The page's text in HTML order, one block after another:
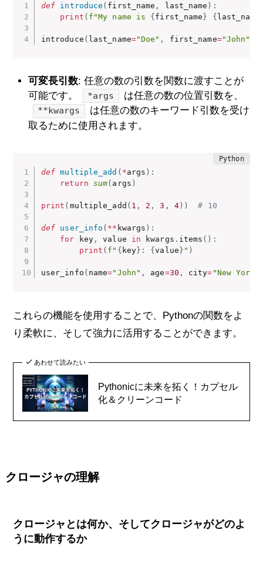
def introduce ( first_name , last_name ) :
print ( f"My name is { first_name } { last_name
introduce ( last_name="Doe" , first_name="John"
可変長引数: 任意の数の引数を関数に渡すことが
可能です。
*args は任意の数の位置引数を、
**kwargs
は任意の数のキーワード引数を受け
取るために使用されます。
def multiple_add ( *args ) :
return
sum( args )
print ( multiple_add ( 1 , 2 , 3 , 4) ) # 10
def user_info ( ** kwargs ) :
for key , value in kwargs . items ( ) :
print ( f" { key} : {value } " )
user_info ( name="John" , age=30 , city= "New York"
これらの機能を使用することで、Pythonの関数をよ
り柔軟に、そして強力に活用することができます。
あわせて読みたい
Pythonicに未来を拓く！カプセル
化＆クリーンコード
クロージャの理解
クロージャとは何か、そしてクロージャがどのよ
うに動作するか